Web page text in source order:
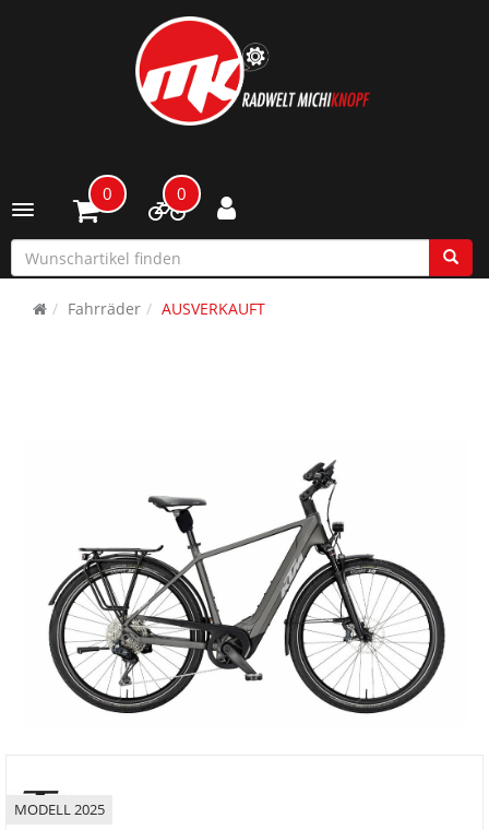
Toggle navigation
0 0
Fahrräder AUSVERKAUFT
MODELL 2025